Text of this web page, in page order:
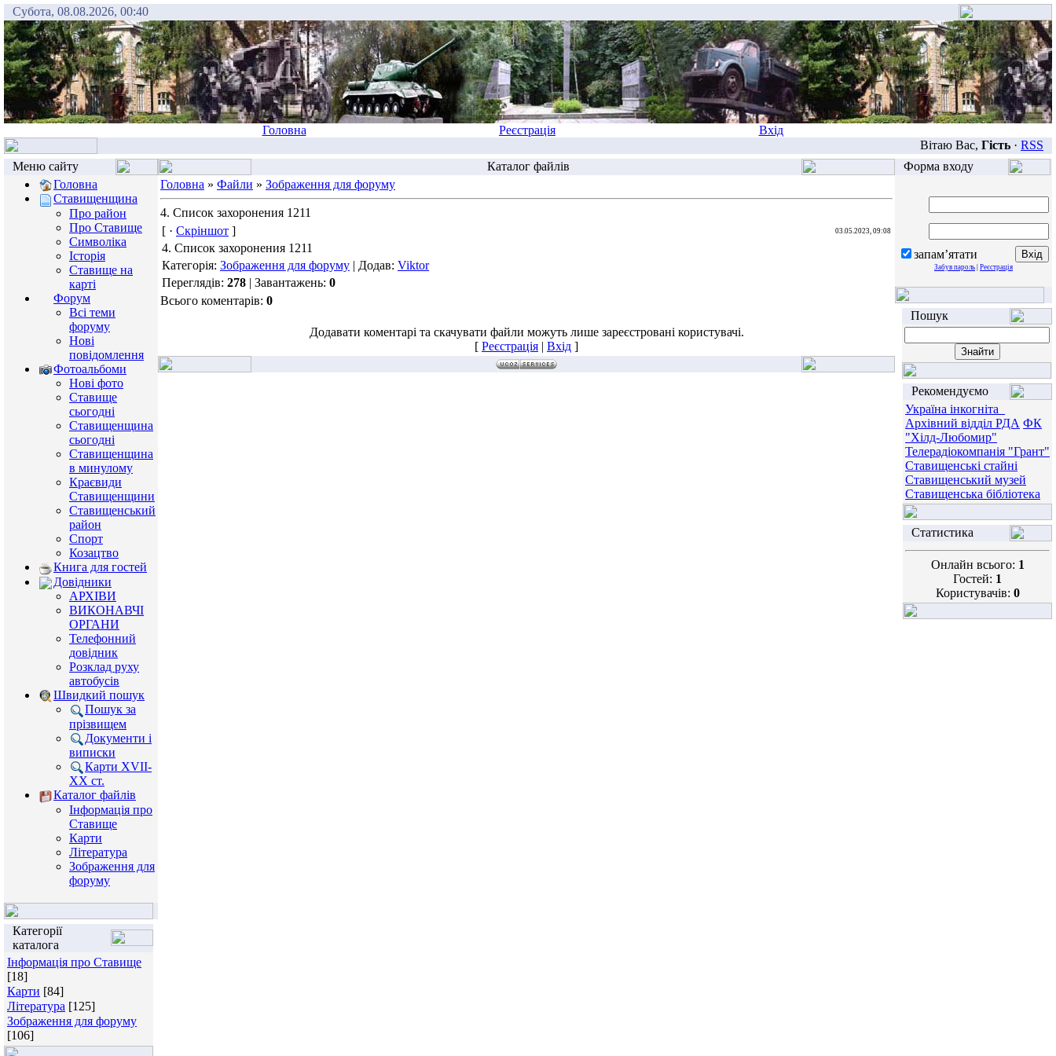
Субота, 08.08.2026, 00:40
Головна Реєстрація
Вхід
Вітаю Вас, Гість · RSS
Меню сайту
Головна
Ставищенщина
Про район
Про Ставище
Символіка
Історія
Ставище на
карті
Форум
Всі теми
форуму
Нові
повідомлення
Фотоальбоми
Нові фото
Ставище
сьогодні
Ставищенщина
сьогодні
Ставищенщина
в минулому
Краєвиди
Ставищенщини
Ставищенський
район
Спорт
Козацтво
Книга для гостей
Довідники
АРХІВИ
ВИКОНАВЧІ
ОРГАНИ
Телефонний
довідник
Розклад руху
автобусів
Швидкий пошук
Пошук за
прізвищем
Документи і
виписки
Карти XVII-
XX ст.
Каталог файлів
Інформація про
Ставище
Карти
Література
Зображення для
форуму
Категорії
каталога
Інформація про Ставище
[18]
Карти [84]
Література [125]
Зображення для форуму
[106]
Каталог файлів
Головна » Файли » Зображення для форуму
4. Список захоронения 1211
[ · Скріншот ] 03.05.2023, 09:08
4. Список захоронения 1211
Категорія: Зображення для форуму | Додав: Viktor
Переглядів: 278 | Завантажень: 0
Всього коментарів: 0
Додавати коментарі та скачувати файли можуть лише зареєстровані користувачі.
[ Реєстрація | Вхід ]
Форма входу
запам’ятати
Забув пароль Реєстрація
Пошук
Рекомендуємо
Україна інкогніта_
Архівний відділ РДА ФК
"Хілд-Любомир"
Телерадіокомпанія "Грант"
Ставищенські стайні
Ставищенський музей
Ставищенська бібліотека
Статистика
Онлайн всього: 1
Гостей: 1
Користувачів: 0